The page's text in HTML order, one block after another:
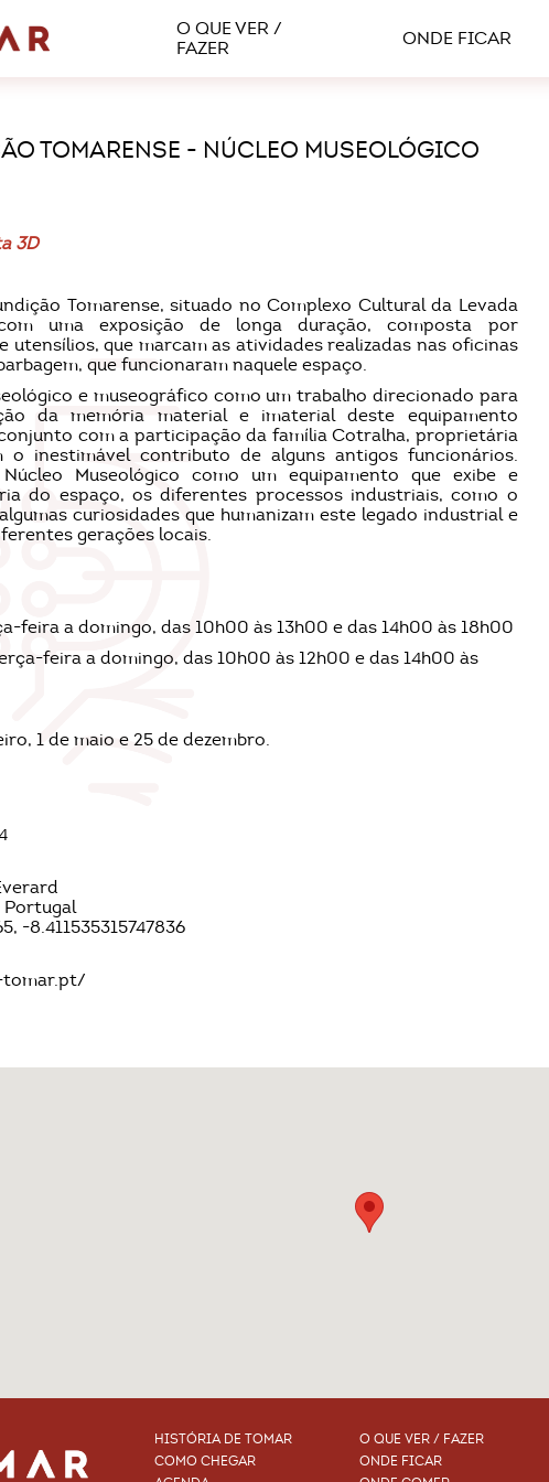
O QUE VER /
FAZER
ONDE FICAR
TOMARENSE - NÚCLEO MUSEOLÓGICO
3D
Tomarense, situado no Complexo Cultural da Levada
uma exposição de longa duração, composta por
utensílios, que marcam as atividades realizadas nas oficinas
que funcionaram naquele espaço.
e museográfico como um trabalho direcionado para
da memória material e imaterial deste equipamento
com a participação da família Cotralha, proprietária
o inestimável contributo de alguns antigos funcionários.
Museológico como um equipamento que exibe e
do espaço, os diferentes processos industriais, como o
curiosidades que humanizam este legado industrial e
gerações locais.
feira a domingo, das 10h00 às 13h00 e das 14h00 às 18h00
feira a domingo, das 10h00 às 12h00 e das 14h00 às
1 de maio e 25 de dezembro.
Portugal
-8.411535315747836
tomar.pt/
HISTÓRIA DE TOMAR
COMO CHEGAR
O QUE VER / FAZER
ONDE FICAR